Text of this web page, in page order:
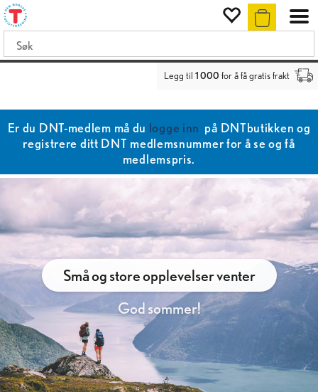
Legg til 1 000 for å få gratis frakt
Er du DNT-medlem må du logge inn på DNTbutikken og
registrere ditt DNT medlemsnummer for å se og få
medlemspris.
Små og store opplevelser venter
God sommer!